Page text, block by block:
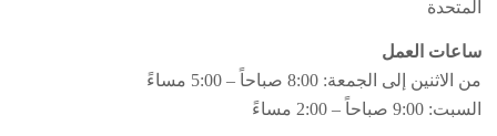
المتحدة
ساعات العمل
من الاثنين إلى الجمعة: 8:00 صباحاً – 5:00 مساءً
السبت: 9:00 صباحاً – 2:00 مساءً